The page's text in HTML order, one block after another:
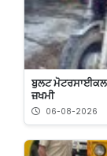
ਬੁਲਟ ਮੋਟਰਸਾਈਕਲ
ਜ਼ਖਮੀ
06-08-2026